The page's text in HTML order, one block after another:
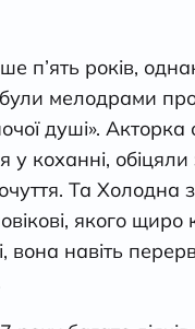
п’ять років,
мелодрами
душі».
коханні,
Та
якого
навіть